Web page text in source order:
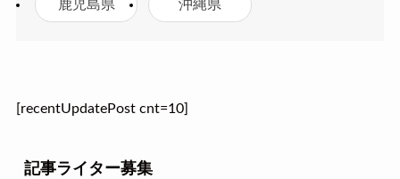
鹿児島県 沖縄県
[recentUpdatePost cnt=10]
記事ライター募集